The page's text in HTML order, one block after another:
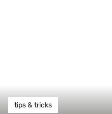
tips & tricks